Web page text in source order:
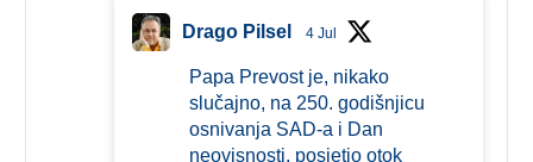
Drago Pilsel 4 Jul
Papa Prevost je, nikako
slučajno, na 250. godišnjicu
osnivanja SAD-a i Dan
neovisnosti, posjetio otok